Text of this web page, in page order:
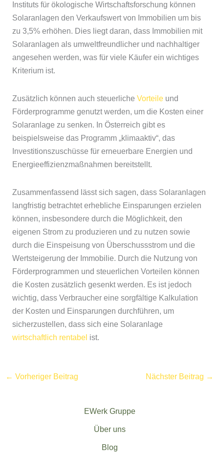
Instituts für ökologische Wirtschaftsforschung können
Solaranlagen den Verkaufswert von Immobilien um bis
zu 3,5% erhöhen. Dies liegt daran, dass Immobilien mit
Solaranlagen als umweltfreundlicher und nachhaltiger
angesehen werden, was für viele Käufer ein wichtiges
Kriterium ist.
Zusätzlich können auch steuerliche Vorteileund
Förderprogramme genutzt werden, um die Kosten einer
Solaranlage zu senken. In Österreich gibt es
beispielsweise das Programm „klimaaktiv“, das
Investitionszuschüsse für erneuerbare Energien und
Energieeffizienzmaßnahmen bereitstellt.
Zusammenfassend lässt sich sagen, dass Solaranlagen
langfristig betrachtet erhebliche Einsparungen erzielen
können, insbesondere durch die Möglichkeit, den
eigenen Strom zu produzieren und zu nutzen sowie
durch die Einspeisung von Überschussstrom und die
Wertsteigerung der Immobilie. Durch die Nutzung von
Förderprogrammen und steuerlichen Vorteilen können
die Kosten zusätzlich gesenkt werden. Es ist jedoch
wichtig, dass Verbraucher eine sorgfältige Kalkulation
der Kosten und Einsparungen durchführen, um
sicherzustellen, dass sich eine Solaranlage
wirtschaftlich rentabel ist.
← Vorheriger Beitrag Nächster Beitrag →
EWerk Gruppe
Über uns
Blog